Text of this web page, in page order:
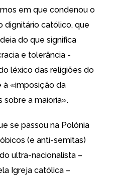
em que condenou o
dignitário católico, que
do que significa
e tolerância -
léxico das religiões do
à «imposição da
sobre a maioria».
se passou na Polónia
(e anti-semitas)
ultra-nacionalista –
Igreja católica –